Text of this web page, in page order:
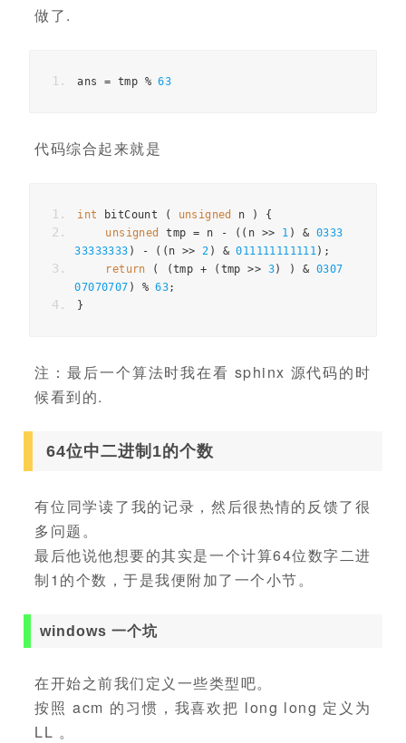
做了.
ans = tmp % 63
代码综合起来就是
int bitCount ( unsigned n )
{
unsigned
tmp = n - (( n >> 1 ) & 0333
33333333 ) - (( n >> 2 ) & 011111111111);
return
( (tmp + ( tmp >> 3) ) & 0307
07070707 ) % 63;
}
注：最后一个算法时我在看 sphinx 源代码的时
候看到的.
64位中二进制1的个数
有位同学读了我的记录，然后很热情的反馈了很
多问题。
最后他说他想要的其实是一个计算64位数字二进
制1的个数，于是我便附加了一个小节。
windows 一个坑
在开始之前我们定义一些类型吧。
按照 acm 的习惯，我喜欢把 long long 定义为
LL 。